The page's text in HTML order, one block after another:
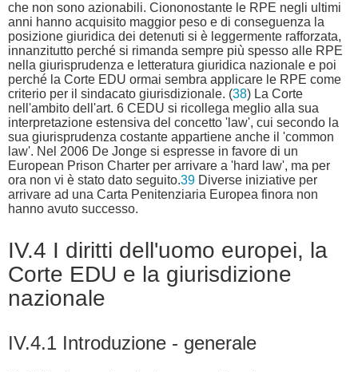
che non sono azionabili. Ciononostante le RPE negli ultimi
anni hanno acquisito maggior peso e di conseguenza la
posizione giuridica dei detenuti si è leggermente rafforzata,
innanzitutto perché si rimanda sempre più spesso alle RPE
nella giurisprudenza e letteratura giuridica nazionale e poi
perché la Corte EDU ormai sembra applicare le RPE come
criterio per il sindacato giurisdizionale. (38) La Corte
nell'ambito dell'art. 6 CEDU si ricollega meglio alla sua
interpretazione estensiva del concetto 'law', cui secondo la
sua giurisprudenza costante appartiene anche il 'common
law'. Nel 2006 De Jonge si espresse in favore di un
European Prison Charter per arrivare a 'hard law', ma per
ora non vi è stato dato seguito.39 Diverse iniziative per
arrivare ad una Carta Penitenziaria Europea finora non
hanno avuto successo.
IV.4 I diritti dell'uomo europei, la
Corte EDU e la giurisdizione
nazionale
IV.4.1 Introduzione - generale